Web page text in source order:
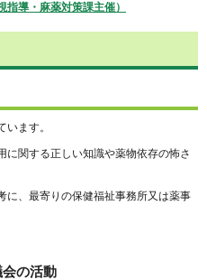
導・麻薬対策課主催）
ます。
に関する正しい知識や薬物依存の怖さ
に、最寄りの保健福祉事務所又は薬事
の活動